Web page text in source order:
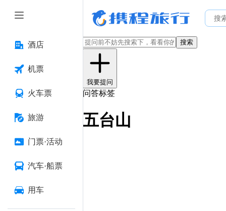
酒店
机票
火车票
旅游
门票·活动
汽车·船票
用车
搜索
我要提问
问答标签
五台山